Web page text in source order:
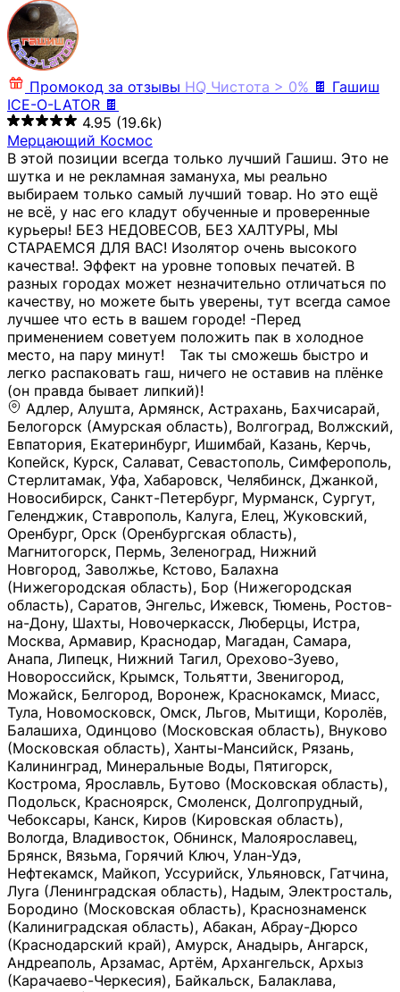
Промокод за отзывы HQ Чистота > 0% 🍫 Гашиш
ICE-O-LATOR 🍫
4.95 (19.6k)
Мерцающий Космос
В этой позиции всегда только лучший Гашиш. Это не
шутка и не рекламная замануха, мы реально
выбираем только самый лучший товар. Но это ещё
не всё, у нас его кладут обученные и проверенные
курьеры! БЕЗ НЕДОВЕСОВ, БЕЗ ХАЛТУРЫ, МЫ
СТАРАЕМСЯ ДЛЯ ВАС! Изолятор очень высокого
качества!. Эффект на уровне топовых печатей. В
разных городах может незначительно отличаться по
качеству, но можете быть уверены, тут всегда самое
лучшее что есть в вашем городе! -Перед
применением советуем положить пак в холодное
место, на пару минут!⠀ Так ты сможешь быстро и
легко распаковать гаш, ничего не оставив на плёнке
(он правда бывает липкий)!
Адлер, Алушта, Армянск, Астрахань, Бахчисарай,
Белогорск (Амурская область), Волгоград, Волжский,
Евпатория, Екатеринбург, Ишимбай, Казань, Керчь,
Копейск, Курск, Салават, Севастополь, Симферополь,
Стерлитамак, Уфа, Хабаровск, Челябинск, Джанкой,
Новосибирск, Санкт-Петербург, Мурманск, Сургут,
Геленджик, Ставрополь, Калуга, Елец, Жуковский,
Оренбург, Орск (Оренбургская область),
Магнитогорск, Пермь, Зеленоград, Нижний
Новгород, Заволжье, Кстово, Балахна
(Нижегородская область), Бор (Нижегородская
область), Саратов, Энгельс, Ижевск, Тюмень, Ростов-
на-Дону, Шахты, Новочеркасск, Люберцы, Истра,
Москва, Армавир, Краснодар, Магадан, Самара,
Анапа, Липецк, Нижний Тагил, Орехово-Зуево,
Новороссийск, Крымск, Тольятти, Звенигород,
Можайск, Белгород, Воронеж, Краснокамск, Миасс,
Тула, Новомосковск, Омск, Льгов, Мытищи, Королёв,
Балашиха, Одинцово (Московская область), Внуково
(Московская область), Ханты-Мансийск, Рязань,
Калининград, Минеральные Воды, Пятигорск,
Кострома, Ярославль, Бутово (Московская область),
Подольск, Красноярск, Смоленск, Долгопрудный,
Чебоксары, Канск, Киров (Кировская область),
Вологда, Владивосток, Обнинск, Малоярославец,
Брянск, Вязьма, Горячий Ключ, Улан-Удэ,
Нефтекамск, Майкоп, Уссурийск, Ульяновск, Гатчина,
Луга (Ленинградская область), Надым, Электросталь,
Бородино (Московская область), Краснознаменск
(Калиниградская область), Абакан, Абрау-Дюрсо
(Краснодарский край), Амурск, Анадырь, Ангарск,
Андреаполь, Арзамас, Артём, Архангельск, Архыз
(Карачаево-Черкесия), Байкальск, Балаклава,